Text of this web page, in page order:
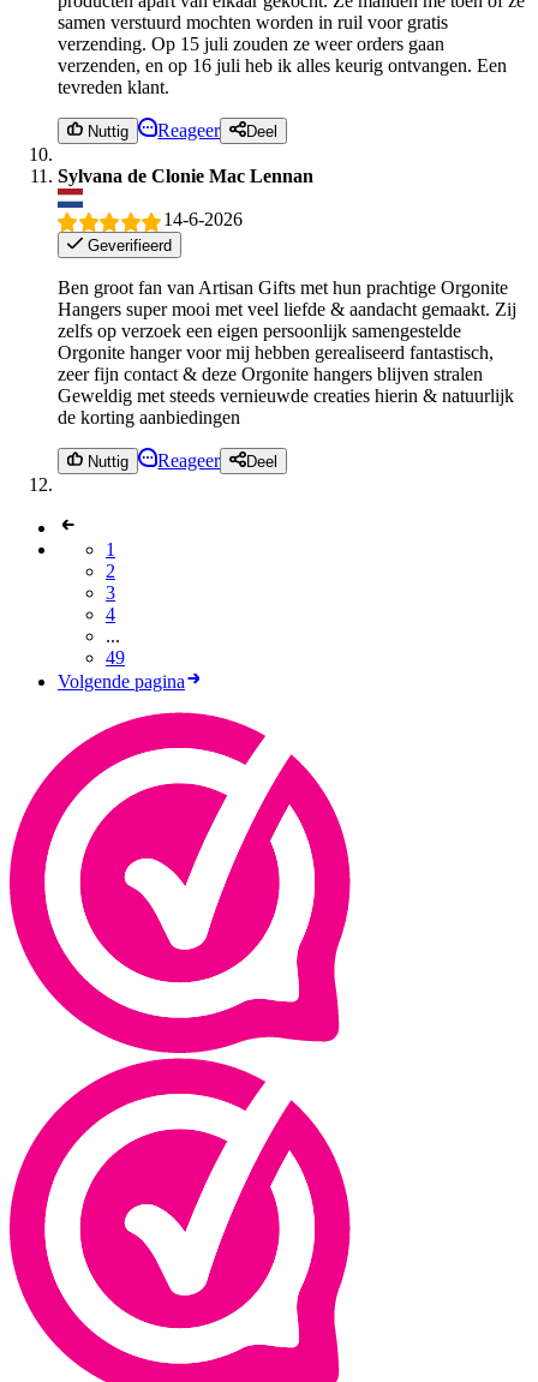
samen verstuurd mochten worden in ruil voor gratis
verzending. Op 15 juli zouden ze weer orders gaan
verzenden, en op 16 juli heb ik alles keurig ontvangen. Een
tevreden klant.
Nuttig Reageer Deel
Sylvana de Clonie Mac Lennan
14-6-2026
Geverifieerd
Ben groot fan van Artisan Gifts met hun prachtige Orgonite
Hangers super mooi met veel liefde & aandacht gemaakt. Zij
zelfs op verzoek een eigen persoonlijk samengestelde
Orgonite hanger voor mij hebben gerealiseerd fantastisch,
zeer fijn contact & deze Orgonite hangers blijven stralen
Geweldig met steeds vernieuwde creaties hierin & natuurlijk
de korting aanbiedingen
Nuttig Reageer Deel
1
2
3
4
...
49
Volgende pagina